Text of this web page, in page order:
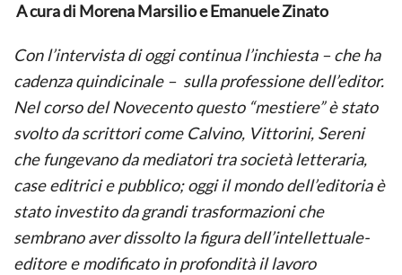
DI
A cura di Morena Marsilio e Emanuele Zinato
Con l’intervista di oggi continua l’inchiesta – che ha
cadenza quindicinale – sulla professione dell’editor.
Nel corso del Novecento questo “mestiere” è stato
svolto da scrittori come Calvino, Vittorini, Sereni
che fungevano da mediatori tra società letteraria,
case editrici e pubblico; oggi il mondo dell’editoria è
stato investito da grandi trasformazioni che
sembrano aver dissolto la figura dell’intellettuale-
editore e modificato in profondità il lavoro